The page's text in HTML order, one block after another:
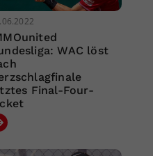
WAC löst
Final-Four-